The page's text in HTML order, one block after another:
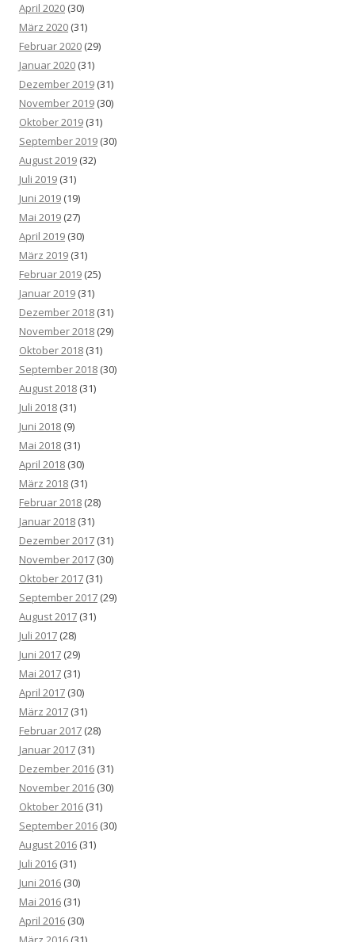
April 2020 (30)
März 2020 (31)
Februar 2020 (29)
Januar 2020 (31)
Dezember 2019 (31)
November 2019 (30)
Oktober 2019 (31)
September 2019 (30)
August 2019 (32)
Juli 2019 (31)
Juni 2019 (19)
Mai 2019 (27)
April 2019 (30)
März 2019 (31)
Februar 2019 (25)
Januar 2019 (31)
Dezember 2018 (31)
November 2018 (29)
Oktober 2018 (31)
September 2018 (30)
August 2018 (31)
Juli 2018 (31)
Juni 2018 (9)
Mai 2018 (31)
April 2018 (30)
März 2018 (31)
Februar 2018 (28)
Januar 2018 (31)
Dezember 2017 (31)
November 2017 (30)
Oktober 2017 (31)
September 2017 (29)
August 2017 (31)
Juli 2017 (28)
Juni 2017 (29)
Mai 2017 (31)
April 2017 (30)
März 2017 (31)
Februar 2017 (28)
Januar 2017 (31)
Dezember 2016 (31)
November 2016 (30)
Oktober 2016 (31)
September 2016 (30)
August 2016 (31)
Juli 2016 (31)
Juni 2016 (30)
Mai 2016 (31)
April 2016 (30)